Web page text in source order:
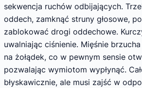
sekwencja ruchów odbijających.
oddech, zamknąć struny głosowe,
zablokować drogi oddechowe.
uwalniając ciśnienie. Mięśnie
na żołądek, co w pewnym sensie
pozwalając wymiotom wypłynąć.
błyskawicznie, ale musi zajść w